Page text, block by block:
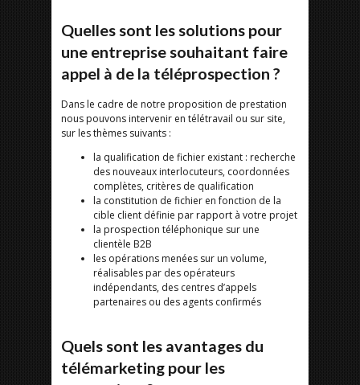
Quelles sont les solutions pour
une entreprise souhaitant faire
appel à de la téléprospection ?
Dans le cadre de notre proposition de prestation
nous pouvons intervenir en télétravail ou sur site,
sur les thèmes suivants :
la qualification de fichier existant : recherche
des nouveaux interlocuteurs, coordonnées
complètes, critères de qualification
la constitution de fichier en fonction de la
cible client définie par rapport à votre projet
la prospection téléphonique sur une
clientèle B2B
les opérations menées sur un volume,
réalisables par des opérateurs
indépendants, des centres d’appels
partenaires ou des agents confirmés
Quels sont les avantages du
télémarketing pour les